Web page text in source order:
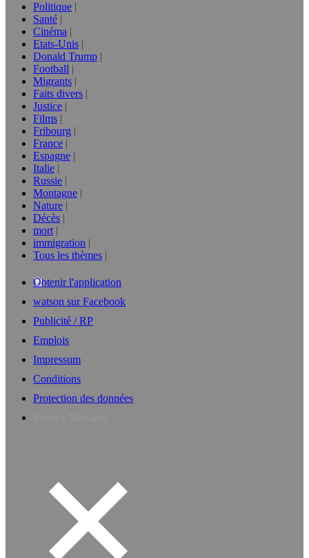
Politique
Santé
Cinéma
Etats-Unis
Donald Trump
Football
Migrants
Faits divers
Justice
Films
Fribourg
France
Espagne
Italie
Russie
Montagne
Nature
Décès
mort
immigration
Tous les thèmes
Obtenir l'application
watson sur Facebook
Publicité / RP
Emplois
Impressum
Conditions
Protection des données